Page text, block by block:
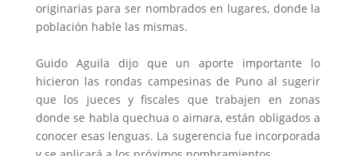
originarias para ser nombrados en lugares, donde la
población hable las mismas.
Guido Aguila dijo que un aporte importante lo
hicieron las rondas campesinas de Puno al sugerir
que los jueces y fiscales que trabajen en zonas
donde se habla quechua o aimara, están obligados a
conocer esas lenguas. La sugerencia fue incorporada